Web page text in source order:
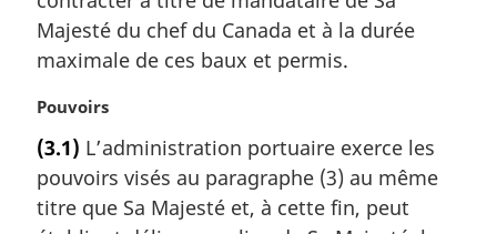
a
e
:
Majesté du chef du Canada et à la durée
maximale de ces baux et permis.
N
t
e
m
a
Pouvoirs
(3.1) L’administration portuaire exerce les
pouvoirs visés au paragraphe (3) au même
titre que Sa Majesté et, à cette fin, peut